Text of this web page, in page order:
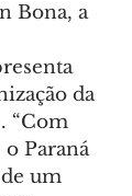
Bona, a
da
“Com
o Paraná
um